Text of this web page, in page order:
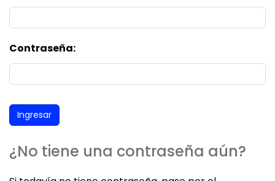
Contraseña:
¿No tiene una contraseña aún?